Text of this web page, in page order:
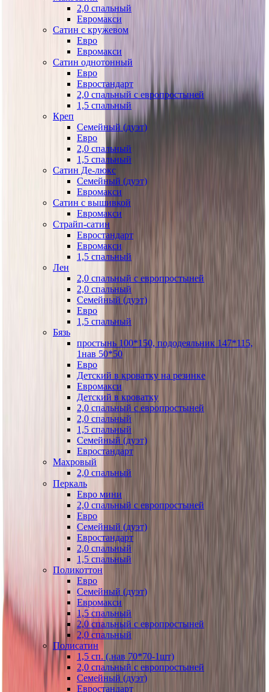
2,0 спальный
Евромакси
Сатин с кружевом
Евро
Евромакси
Сатин однотонный
Евро
Евростандарт
2,0 спальный с европростыней
1,5 спальный
Креп
Семейный (дуэт)
Евро
2,0 спальный
1,5 спальный
Сатин Де-люкс
Семейный (дуэт)
Евромакси
Сатин с вышивкой
Евромакси
Страйп-сатин
Евростандарт
Евромакси
1,5 спальный
Лен
2,0 спальный с европростыней
2,0 спальный
Семейный (дуэт)
Евро
1,5 спальный
Бязь
простынь 100*150, пододеяльник 147*115,
1нав 50*50
Евро
Детский в кроватку на резинке
Евромакси
Детский в кроватку
2,0 спальный с европростыней
2,0 спальный
1,5 спальный
Семейный (дуэт)
Евростандарт
Махровый
2,0 спальный
Перкаль
Евро мини
2,0 спальный с европростыней
Евро
Семейный (дуэт)
Евростандарт
2,0 спальный
1,5 спальный
Поликоттон
Евро
Семейный (дуэт)
Евромакси
1,5 спальный
2,0 спальный с европростыней
2,0 спальный
Полисатин
1,5 сп. (.нав 70*70-1шт)
2,0 спальный с европростыней
Семейный (дуэт)
Евростандарт